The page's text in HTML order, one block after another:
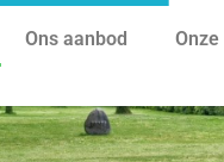
Ons aanbod